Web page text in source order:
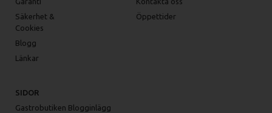
Säkerhet &
Cookies
Blogg
Länkar
Öppettider
SIDOR
Gastrobutiken Blogginlägg